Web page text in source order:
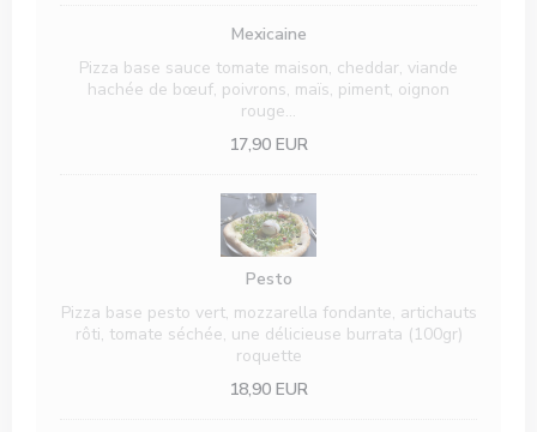
Mexicaine
Pizza base sauce tomate maison, cheddar, viande
hachée de bœuf, poivrons, maïs, piment, oignon
rouge…
17,90 EUR
Pesto
Pizza base pesto vert, mozzarella fondante, artichauts
rôti, tomate séchée, une délicieuse burrata (100gr)
roquette
18,90 EUR